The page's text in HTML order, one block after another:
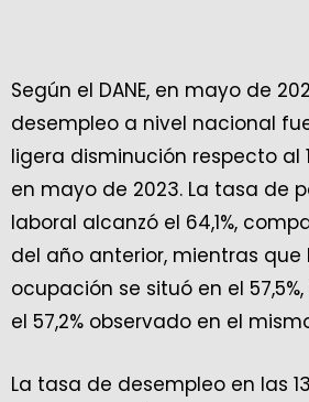
Según el DANE, en mayo de
desempleo a nivel nacional fue
ligera disminución respecto al
en mayo de 2023. La tasa de
laboral alcanzó el 64,1%,
del año anterior, mientras
ocupación se situó en el
el 57,2% observado en el
La tasa de desempleo en las